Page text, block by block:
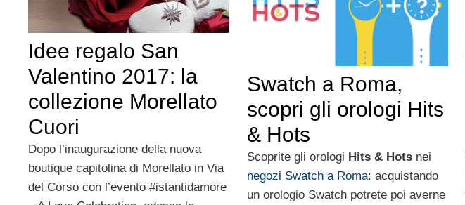
Idee regalo San
Valentino 2017: la
collezione Morellato
Cuori
Dopo l’inaugurazione della nuova
boutique capitolina di Morellato in Via
del Corso con l’evento #istantidamore
Swatch a Roma,
scopri gli orologi Hits
& Hots
Scoprite gli orologi Hits & Hotsnei
negozi Swatch a Roma: acquistando
un orologio Swatch potrete poi averne